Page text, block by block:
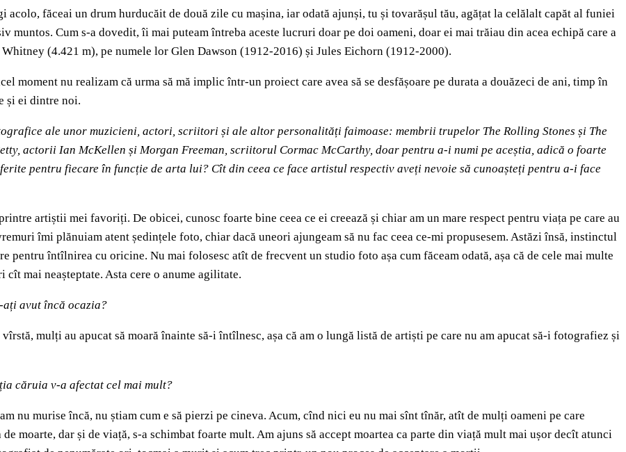
acolo, făceai un drum hurducăit de două zile cu mașina, iar odată ajunși, tu și tovarășul tău, agățat la celălalt capăt al funiei
Cum s-a dovedit, îi mai puteam întreba aceste lucruri doar pe doi oameni, doar ei mai trăiau din acea echipă care a
(4.421 m), pe numele lor Glen Dawson (1912-2016) și Jules Eichorn (1912-2000).
moment nu realizam că urma să mă implic într-un proiect care avea să se desfășoare pe durata a douăzeci de ani, timp în
și ei dintre noi.
ale unor muzicieni, actori, scriitori și ale altor personalități faimoase: membrii trupelor The Rolling Stones și The
actorii Ian McKellen și Morgan Freeman, scriitorul Cormac McCarthy, doar pentru a-i numi pe aceștia, adică o foarte
pentru fiecare în funcție de arta lui? Cît din ceea ce face artistul respectiv aveți nevoie să cunoașteți pentru a-i face
artiștii mei favoriți. De obicei, cunosc foarte bine ceea ce ei creează și chiar am un mare respect pentru viața pe care au
îmi plănuiam atent ședințele foto, chiar dacă uneori ajungeam să nu fac ceea ce-mi propusesem. Astăzi însă, instinctul
pentru întîlnirea cu oricine. Nu mai folosesc atît de frecvent un studio foto așa cum făceam odată, așa că de cele mai multe
mai neașteptate. Asta cere o anume agilitate.
avut încă ocazia?
mulți au apucat să moară înainte să-i întîlnesc, așa că am o lungă listă de artiști pe care nu am apucat să-i fotografiez și
căruia v-a afectat cel mai mult?
nu murise încă, nu știam cum e să pierzi pe cineva. Acum, cînd nici eu nu mai sînt tînăr, atît de mulți oameni pe care
moarte, dar și de viață, s-a schimbat foarte mult. Am ajuns să accept moartea ca parte din viață mult mai ușor decît atunci